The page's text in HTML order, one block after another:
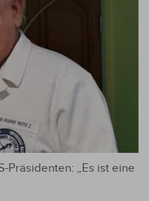
Präsidenten: „Es ist eine